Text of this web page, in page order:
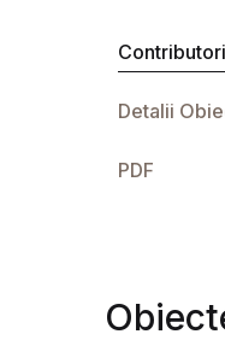
Contributori
Detalii
PDF